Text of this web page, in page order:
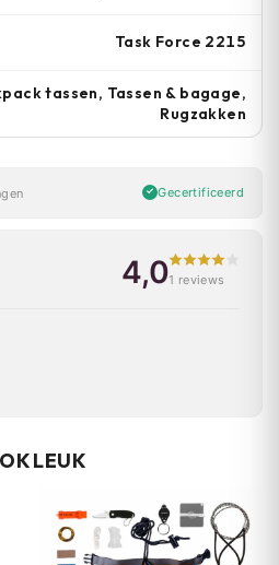
Task Force 2215
tassen, Tassen & bagage,
Rugzakken
Gecertificeerd
4,01 reviews
LEUK